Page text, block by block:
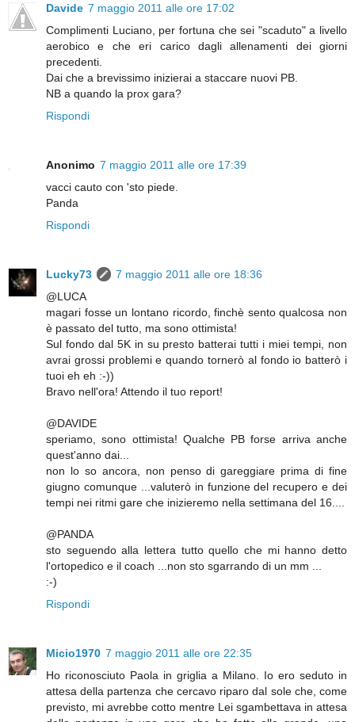
Davide 7 maggio 2011 alle ore 17:02
Complimenti Luciano, per fortuna che sei "scaduto" a livello
aerobico e che eri carico dagli allenamenti dei giorni
precedenti.
Dai che a brevissimo inizierai a staccare nuovi PB.
NB a quando la prox gara?
Rispondi
Anonimo 7 maggio 2011 alle ore 17:39
vacci cauto con 'sto piede.
Panda
Rispondi
Lucky73
7 maggio 2011 alle ore 18:36
@LUCA
magari fosse un lontano ricordo, finchè sento qualcosa non
è passato del tutto, ma sono ottimista!
Sul fondo dal 5K in su presto batterai tutti i miei tempi, non
avrai grossi problemi e quando tornerò al fondo io batterò i
tuoi eh eh :-))
Bravo nell'ora! Attendo il tuo report!
@DAVIDE
speriamo, sono ottimista! Qualche PB forse arriva anche
quest'anno dai...
non lo so ancora, non penso di gareggiare prima di fine
giugno comunque ...valuterò in funzione del recupero e dei
tempi nei ritmi gare che inizieremo nella settimana del 16....
@PANDA
sto seguendo alla lettera tutto quello che mi hanno detto
l'ortopedico e il coach ...non sto sgarrando di un mm ...
:-)
Rispondi
Micio1970 7 maggio 2011 alle ore 22:35
Ho riconosciuto Paola in griglia a Milano. Io ero seduto in
attesa della partenza che cercavo riparo dal sole che, come
previsto, mi avrebbe cotto mentre Lei sgambettava in attesa